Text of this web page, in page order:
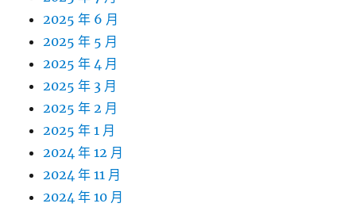
2025 年 6 月
2025 年 5 月
2025 年 4 月
2025 年 3 月
2025 年 2 月
2025 年 1 月
2024 年 12 月
2024 年 11 月
2024 年 10 月